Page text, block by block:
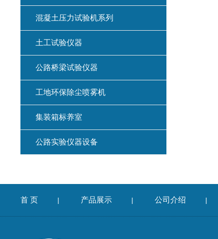
混凝土压力试验机系列
土工试验仪器
公路桥梁试验仪器
工地环保除尘喷雾机
集装箱标养室
公路实验仪器设备
首 页 | 产品展示 | 公司介绍 |